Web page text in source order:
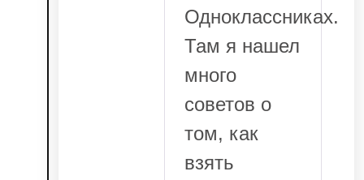
Одноклассниках.
Там я нашел
много
советов о
том, как
взять